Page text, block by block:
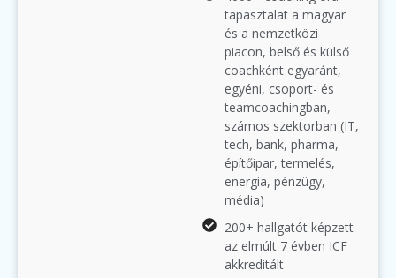
tapasztalat a magyar
és a nemzetközi
piacon, belső és külső
coachként egyaránt,
egyéni, csoport- és
teamcoachingban,
számos szektorban (IT,
tech, bank, pharma,
építőipar, termelés,
energia, pénzügy,
média)
200+ hallgatót képzett
az elmúlt 7 évben ICF
akkreditált